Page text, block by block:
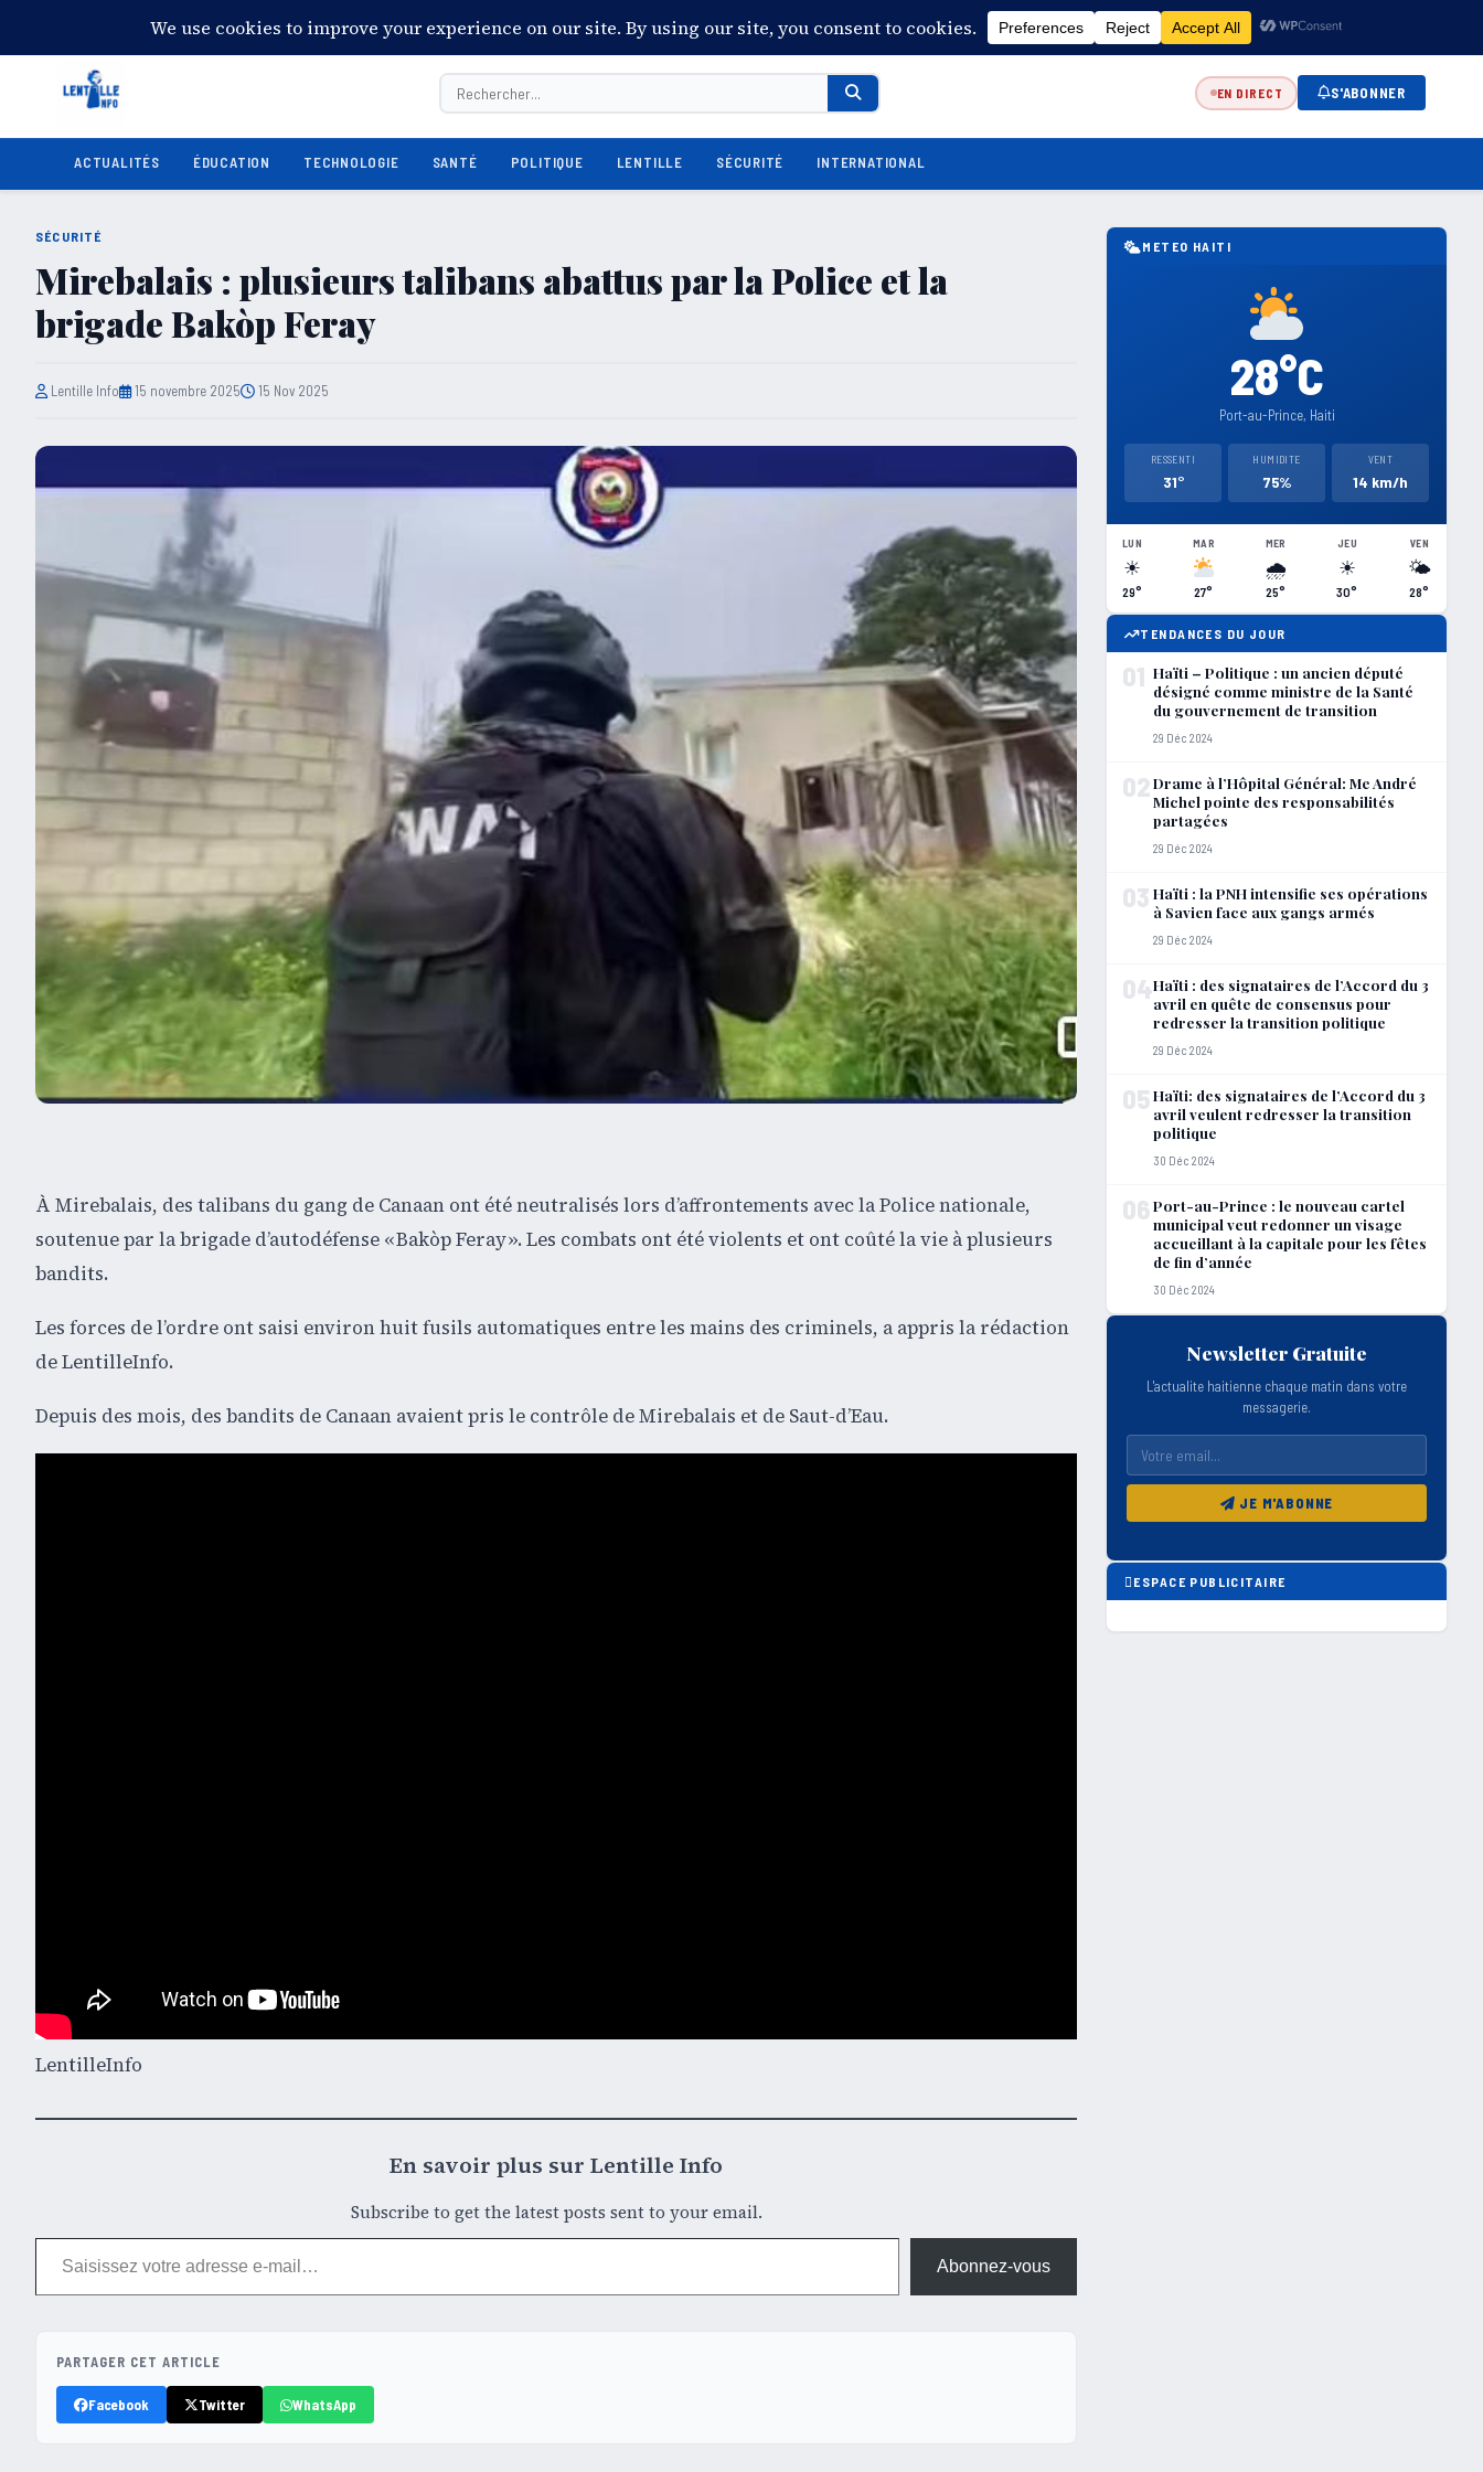
Jeudi 6 août 2026 10:45:15 Port-au-Prince FR EN ES KR
EN DIRECT S'ABONNER
ACTUALITÉS ÉDUCATION TECHNOLOGIE SANTÉ POLITIQUE LENTILLE SÉCURITÉ INTERNATIONAL
SÉCURITÉ
Mirebalais : plusieurs talibans abattus par la Police et la
brigade Bakòp Feray
Lentille Info 15 novembre 2025 15 Nov 2025
À Mirebalais, des talibans du gang de Canaan ont été neutralisés lors d’affrontements avec la Police nationale,
soutenue par la brigade d’autodéfense « Bakòp Feray ». Les combats ont été violents et ont coûté la vie à plusieurs
bandits.
Les forces de l’ordre ont saisi environ huit fusils automatiques entre les mains des criminels, a appris la rédaction
de LentilleInfo.
Depuis des mois, des bandits de Canaan avaient pris le contrôle de Mirebalais et de Saut-d’Eau.
LentilleInfo
En savoir plus sur Lentille Info
Subscribe to get the latest posts sent to your email.
Saisissez votre adresse e-mail…
Abonnez-vous
PARTAGER CET ARTICLE
Facebook Twitter WhatsApp
METEO HAITI
28°C
Port-au-Prince, Haiti
RESSENTI
31°
HUMIDITE
75%
VENT
14 km/h
LUN
☀
29°
MAR
27°
MER
🌧
25°
JEU
☀
30°
VEN
🌤
28°
TENDANCES DU JOUR
01 Haïti – Politique : un ancien député
désigné comme ministre de la Santé
du gouvernement de transition
29 Déc 2024
02Drame à l’Hôpital Général: Me André
Michel pointe des responsabilités
partagées
29 Déc 2024
03 Haïti : la PNH intensifie ses opérations
à Savien face aux gangs armés
29 Déc 2024
04Haïti : des signataires de l’Accord du 3
avril en quête de consensus pour
redresser la transition politique
29 Déc 2024
05Haïti: des signataires de l’Accord du 3
avril veulent redresser la transition
politique
30 Déc 2024
06Port-au-Prince : le nouveau cartel
municipal veut redonner un visage
accueillant à la capitale pour les fêtes
de fin d’année
30 Déc 2024
Newsletter Gratuite
L'actualite haitienne chaque matin dans votre
messagerie.
JE M'ABONNE
ESPACE PUBLICITAIRE